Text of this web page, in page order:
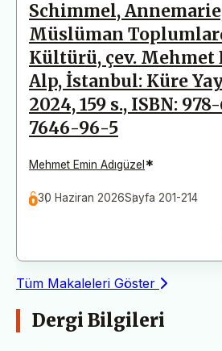
Schimmel,
Müslüman
Kültürü, çev. Mehmet
Alp, İstanbul: Küre
2024, 159 s., ISBN:
7646-96-5
Mehmet Emin Adıgüzel *
30 Haziran 2026Sayfa 201-214
Tüm Makaleleri Göster
Dergi Bilgileri